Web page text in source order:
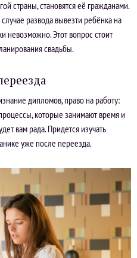
страны, становятся её гражданами.
развода вывезти ребёнка на
невозможно. Этот вопрос стоит
свадьбы.
дипломов, право на работу:
которые занимают время и
вам рада. Придется изучать
уже после переезда.